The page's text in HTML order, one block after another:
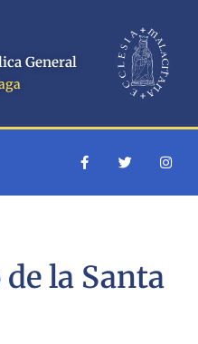
General
F
a
e
-
f
T
w
t
I
n
t
la Santa